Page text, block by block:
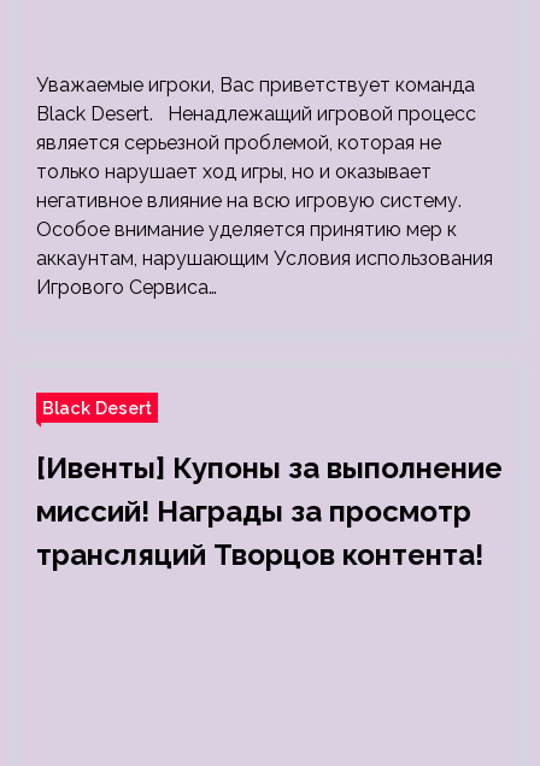
Уважаемые игроки, Вас приветствует команда
Black Desert. Ненадлежащий игровой процесс
является серьезной проблемой, которая не
только нарушает ход игры, но и оказывает
негативное влияние на всю игровую систему.
Особое внимание уделяется принятию мер к
аккаунтам, нарушающим Условия использования
Игрового Сервиса…
Black Desert
[Ивенты] Купоны за выполнение
миссий! Награды за просмотр
трансляций Творцов контента!